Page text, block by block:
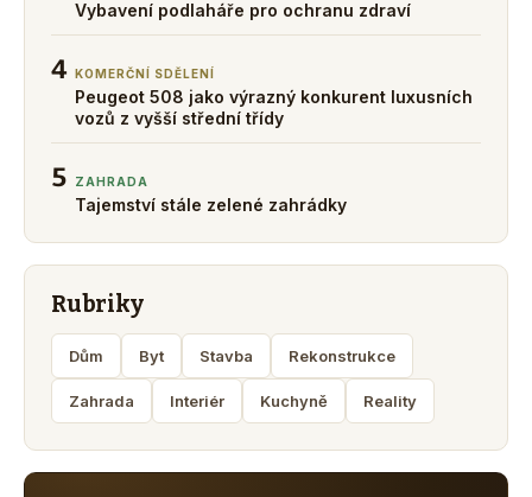
Vybavení podlaháře pro ochranu zdraví
4 KOMERČNÍ SDĚLENÍ
Peugeot 508 jako výrazný konkurent luxusních
vozů z vyšší střední třídy
5 ZAHRADA
Tajemství stále zelené zahrádky
Rubriky
Dům Byt Stavba Rekonstrukce
Zahrada Interiér Kuchyně Reality